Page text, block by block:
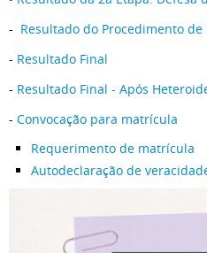
- Resultado do Procedimento
- Resultado Final
- Resultado Final - Após
- Convocação para matrícula
Requerimento de matrícula
Autodeclaração de